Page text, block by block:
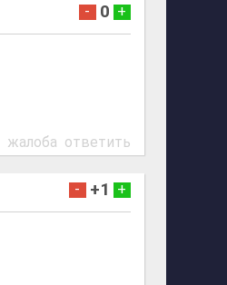
- 0 +
жалоба ответить
- +1 +